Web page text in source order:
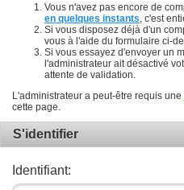
Vous n'avez pas encore de
en quelques instants , c'est
Si vous disposez déjà d'un
vous à l'aide du formulaire ci-
Si vous essayez d'envoyer un
l'administrateur ait désactivé
attente de validation.
L'administrateur a peut-être requis une
cette page.
S'identifier
Identifiant: